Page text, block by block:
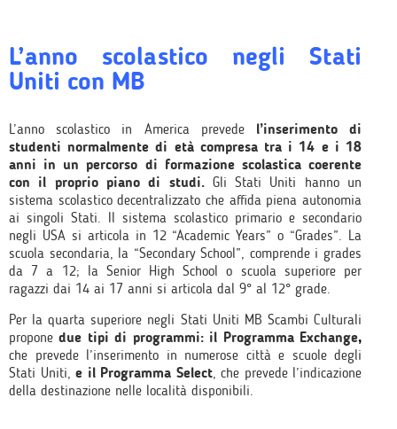
L’anno scolastico negli Stati
Uniti con MB
L’anno scolastico in America prevedel’inserimento di
studenti normalmente di età compresa tra i 14 e i 18
anni in un percorso di formazione scolastica coerente
con il proprio piano di studi.Gli Stati Uniti hanno un
sistema scolastico decentralizzato che affida piena autonomia
ai singoli Stati. Il sistema scolastico primario e secondario
negli USA si articola in 12 “Academic Years” o “Grades”. La
scuola secondaria, la “Secondary School”, comprende i grades
da 7 a 12; la Senior High School o scuola superiore per
ragazzi dai 14 ai 17 anni si articola dal 9° al 12° grade.
Per la quarta superiore negli Stati Uniti MB Scambi Culturali
proponedue tipi di programmi: il Programma Exchange,
che prevede l’inserimento in numerose città e scuole degli
Stati Uniti, e il Programma Select, che prevede l’indicazione
della destinazione nelle località disponibili.